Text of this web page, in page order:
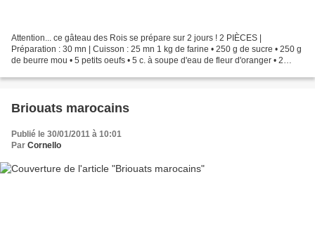
Attention... ce gâteau des Rois se prépare sur 2 jours ! 2 PIÈCES |
Préparation : 30 mn | Cuisson : 25 mn 1 kg de farine • 250 g de sucre • 250 g
de beurre mou • 5 petits oeufs • 5 c. à soupe d'eau de fleur d'oranger • 2
Briouats marocains
Publié le 30/01/2011 à 10:01
Par Cornello